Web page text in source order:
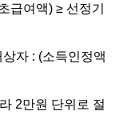
급여액) ≥ 선정기
자 : (소득인정액
2만원 단위로 절